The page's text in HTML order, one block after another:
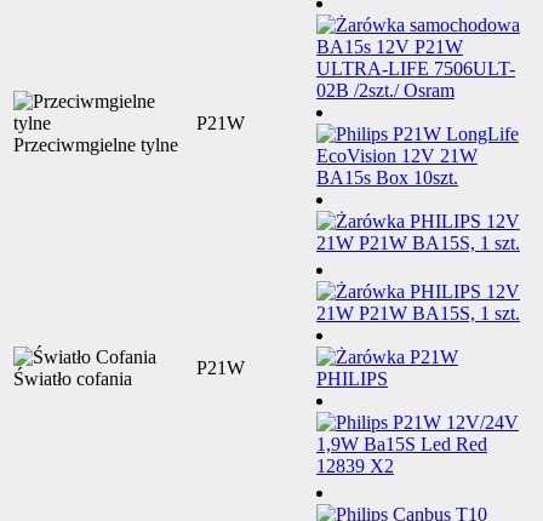
Przeciwmgielne tylne
P21W
Światło cofania
P21W